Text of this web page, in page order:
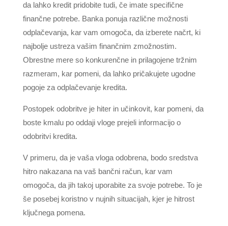
da lahko kredit pridobite tudi, če imate specifične
finančne potrebe. Banka ponuja različne možnosti
odplačevanja, kar vam omogoča, da izberete načrt, ki
najbolje ustreza vašim finančnim zmožnostim.
Obrestne mere so konkurenčne in prilagojene tržnim
razmeram, kar pomeni, da lahko pričakujete ugodne
pogoje za odplačevanje kredita.
Postopek odobritve je hiter in učinkovit, kar pomeni, da
boste kmalu po oddaji vloge prejeli informacijo o
odobritvi kredita.
V primeru, da je vaša vloga odobrena, bodo sredstva
hitro nakazana na vaš bančni račun, kar vam
omogoča, da jih takoj uporabite za svoje potrebe. To je
še posebej koristno v nujnih situacijah, kjer je hitrost
ključnega pomena.